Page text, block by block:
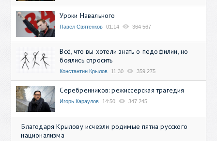
Уроки Навального
Павел Святенков 01:14 364 567
Всё, что вы хотели знать о педофилии, но
боялись спросить
Константин Крылов 11:30 359 275
Серебренников: режиссерская трагедия
Игорь Караулов 14:50 347 245
Благодаря Крылову исчезли родимые пятна русского
национализма